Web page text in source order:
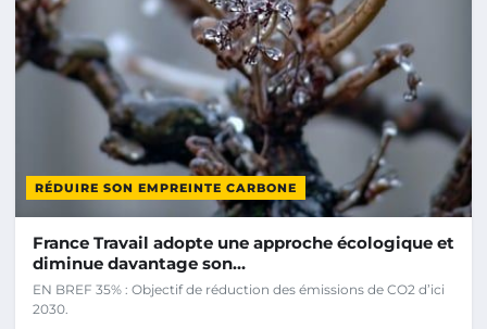
RÉDUIRE SON EMPREINTE CARBONE
France Travail adopte une approche écologique et
diminue davantage son…
EN BREF 35% : Objectif de réduction des émissions de CO2 d’ici
2030.